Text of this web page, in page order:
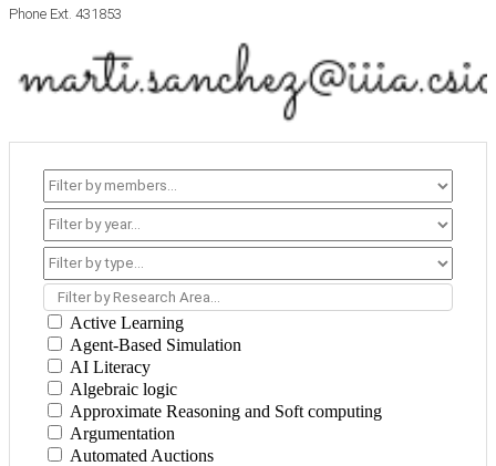
Phone Ext. 431853
Filter by Research Area...
Active Learning
Agent-Based Simulation
AI Literacy
Algebraic logic
Approximate Reasoning and Soft computing
Argumentation
Automated Auctions